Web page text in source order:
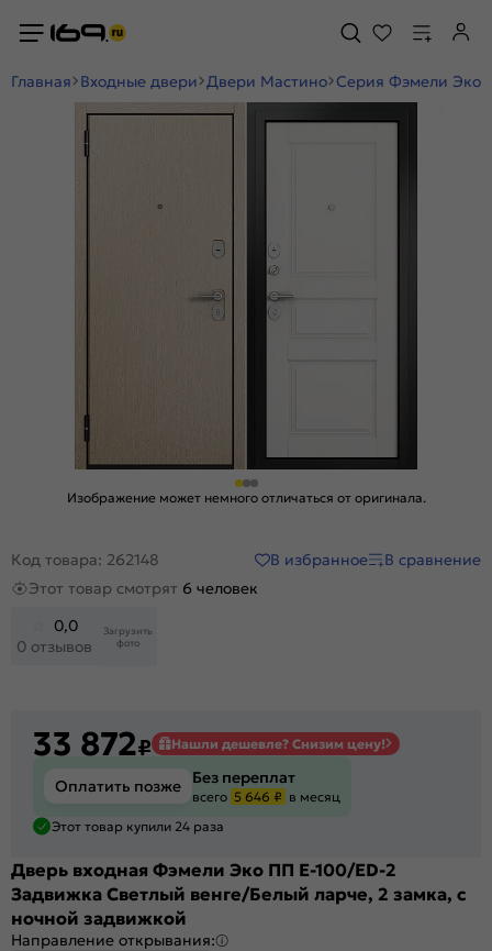
Главная Входные двери Двери Мастино Серия Фэмели Эко
Изображение может немного отличаться от оригинала.
Код товара: 262148 В избранное
В сравнение
Этот товар смотрят 6 человек
0,0
0 отзывов
Загрузить
фото
33 872₽ Нашли дешевле? Снизим цену!
Оплатить позже Без переплат
всего 5 646 ₽ в месяц
Этот товар купили 24 раза
Дверь входная Фэмели Эко ПП E-100/ED-2
Задвижка Светлый венге/Белый ларче, 2 замка, с
ночной задвижкой
Направление открывания: